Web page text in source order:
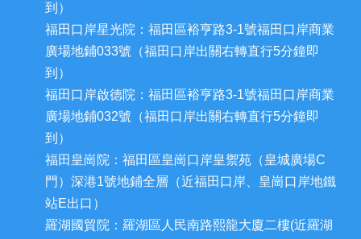
到）
福田口岸星光院：福田區裕亨路3-1號福田口岸商業
廣場地鋪033號（福田口岸出關右轉直行5分鐘即
到）
福田口岸啟德院：福田區裕亨路3-1號福田口岸商業
廣場地鋪032號（福田口岸出關右轉直行5分鐘即
到）
福田皇崗院：福田區皇崗口岸皇禦苑（皇城廣場C
門）深港1號地鋪全層（近福田口岸、皇崗口岸地鐵
站E出口）
羅湖國貿院：羅湖區人民南路熙龍大廈二樓(近羅湖